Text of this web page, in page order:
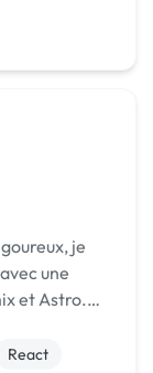
je
une
et Astro.
et incl...
React